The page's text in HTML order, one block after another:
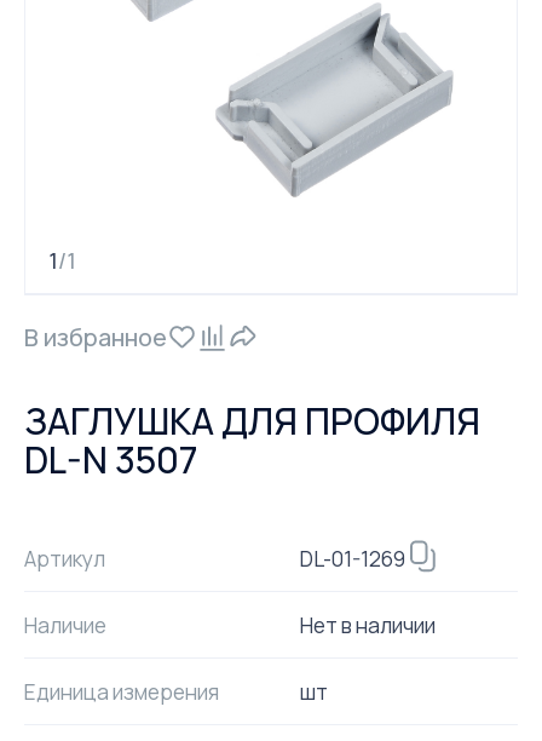
1/1
В избранное
ЗАГЛУШКА ДЛЯ ПРОФИЛЯ
DL-N 3507
Артикул DL-01-1269
Наличие Нет в наличии
Единица измерения шт